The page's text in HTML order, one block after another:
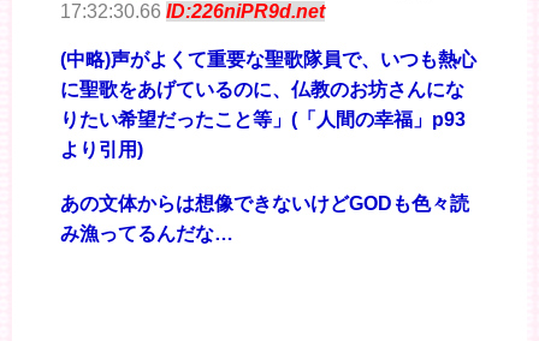
17:32:30.66 ID:226niPR9d.net
(中略)声がよくて重要な聖歌隊員で、いつも熱心
に聖歌をあげているのに、仏教のお坊さんにな
りたい希望だったこと等」(「人間の幸福」p93
より引用)
あの文体からは想像できないけどGODも色々読
み漁ってるんだな…